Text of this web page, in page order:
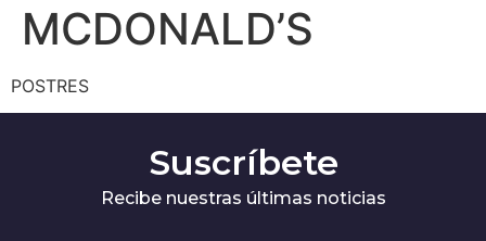
MCDONALD’S
POSTRES
Suscríbete
Recibe nuestras últimas noticias